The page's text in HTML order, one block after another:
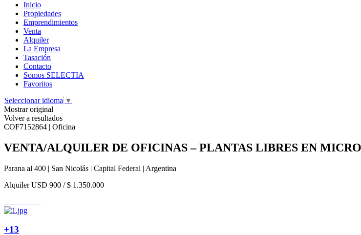
Inicio
Propiedades
Emprendimientos
Venta
Alquiler
La Empresa
Tasación
Contacto
Somos SELECTIA
Favoritos
Seleccionar idioma ▼
Mostrar original
Volver a resultados
COF7152864 | Oficina
VENTA/ALQUILER DE OFICINAS – PLANTAS LIBRES EN
Parana al 400 | San Nicolás | Capital Federal | Argentina
Alquiler USD 900 /$ 1.350.000
+13